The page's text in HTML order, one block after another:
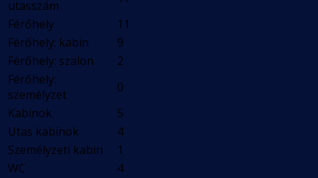
utasszám
Férőhely
11
Férőhely: kabin
9
Férőhely: szalon
2
Férőhely:
személyzet
0
Kabinok
5
Utas kabinok
4
Személyzeti kabin
1
WC
4